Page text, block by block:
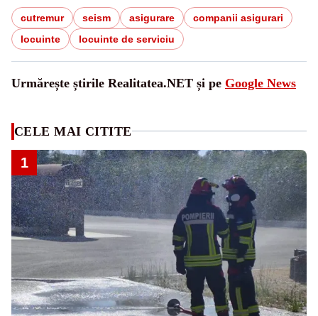
cutremur seism asigurare
companii asigurari
locuinte
locuinte de serviciu
Urmărește știrile Realitatea.NET și pe Google News
CELE MAI CITITE
1